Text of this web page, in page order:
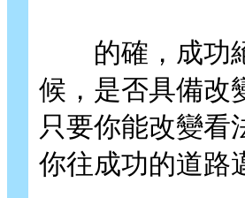
的確，成功絕
候，是否具備改
只要你能改變看
你往成功的道路